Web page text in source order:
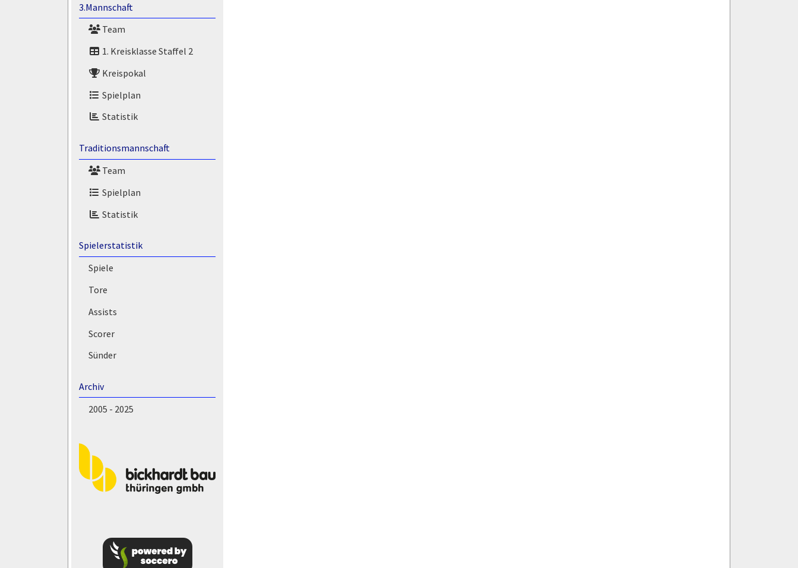
3.Mannschaft
Team
1. Kreisklasse Staffel 2
Kreispokal
Spielplan
Statistik
Traditionsmannschaft
Team
Spielplan
Statistik
Spielerstatistik
Spiele
Tore
Assists
Scorer
Sünder
Archiv
2005 - 2025